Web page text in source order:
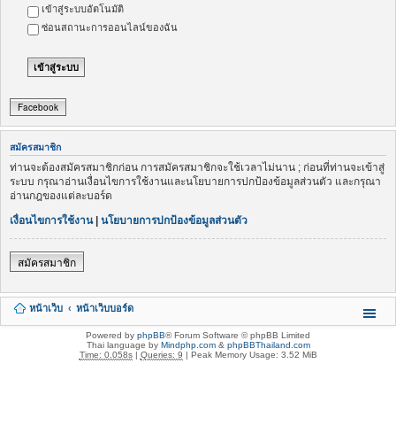
เข้าสู่ระบบอัตโนมัติ
ซ่อนสถานะการออนไลน์ของฉัน
Facebook
สมัครสมาชิก
ท่านจะต้องสมัครสมาชิกก่อน การสมัครสมาชิกจะใช้เวลาไม่นาน ; ก่อนที่ท่านจะเข้าสู่
ระบบ กรุณาอ่านเงื่อนไขการใช้งานและนโยบายการปกป้องข้อมูลส่วนตัว และกรุณา
อ่านกฎของแต่ละบอร์ด
เงื่อนไขการใช้งาน| นโยบายการปกป้องข้อมูลส่วนตัว
สมัครสมาชิก
หน้าเว็บ หน้าเว็บบอร์ด
Powered by phpBB® Forum Software © phpBB Limited
Thai language by Mindphp.com& phpBBThailand.com
Time: 0.058s| Queries: 9 | Peak Memory Usage: 3.52 MiB